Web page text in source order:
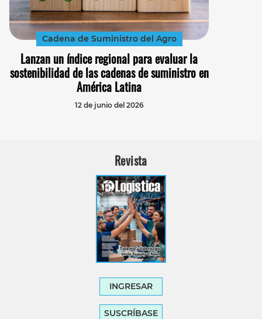
Cadena de Suministro del Agro
Lanzan un índice regional para evaluar la
sostenibilidad de las cadenas de suministro en
América Latina
12 de junio del 2026
Revista
INGRESAR
SUSCRÍBASE